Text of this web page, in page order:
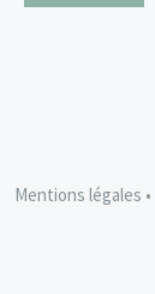
Mentions légales •